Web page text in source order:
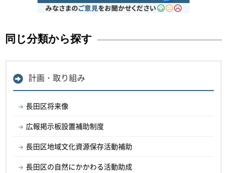
同じ分類から探す
計画・取り組み
長田区将来像
広報掲示板設置補助制度
長田区地域文化資源保存活動補助
長田区の自然にかかわる活動助成